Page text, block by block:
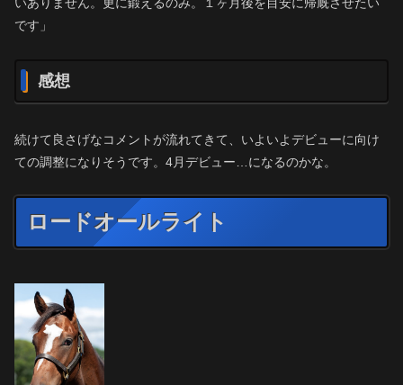
です」
感想
続けて良さげなコメントが流れてきて、いよいよデビューに向け
ての調整になりそうです。4月デビュー…になるのかな。
ロードオールライト